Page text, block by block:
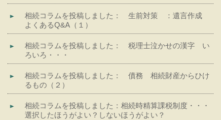
相続コラムを投稿しました： 生前対策 ：遺言作成
よくあるQ&A（１）
相続コラムを投稿しました： 税理士泣かせの漢字 い
ろいろ・・・
相続コラムを投稿しました： 債務 相続財産からひけ
るもの（２）
相続コラムを投稿しました：相続時精算課税制度・・・
選択したほうがよい？しないほうがよい？